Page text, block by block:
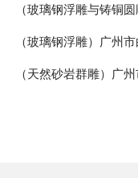
（玻璃钢浮雕与铸铜
（玻璃钢浮雕）广州
（天然砂岩群雕）广